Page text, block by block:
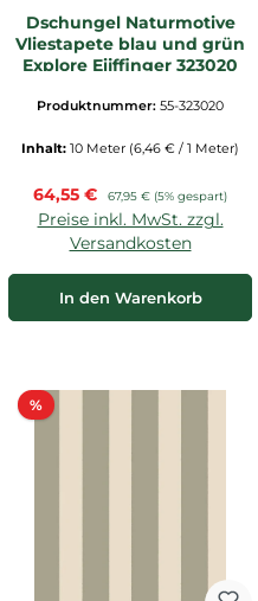
Dschungel Naturmotive
Vliestapete blau und grün
Explore Eijffinger 323020
Produktnummer: 55-323020
Inhalt: 10 Meter (6,46 € / 1 Meter)
Verkaufspreis:
64,55 € Regulärer Preis:
67,95 € (5% gespart)
Preise inkl. MwSt. zzgl.
Versandkosten
In den Warenkorb
%Rabatt